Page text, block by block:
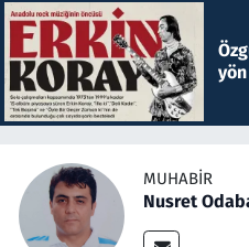
MUHABIR
Nusret